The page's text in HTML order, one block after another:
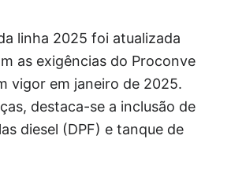
linha 2025 foi atualizada
as exigências do Proconve
vigor em janeiro de 2025.
destaca-se a inclusão de
diesel (DPF) e tanque de